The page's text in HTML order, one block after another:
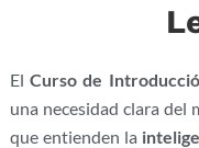
El Curso de
una necesidad clara del
que entienden la